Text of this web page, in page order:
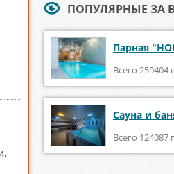
ПОПУЛЯРНЫЕ ЗА
Парная
Всего
Сауна и
Всего